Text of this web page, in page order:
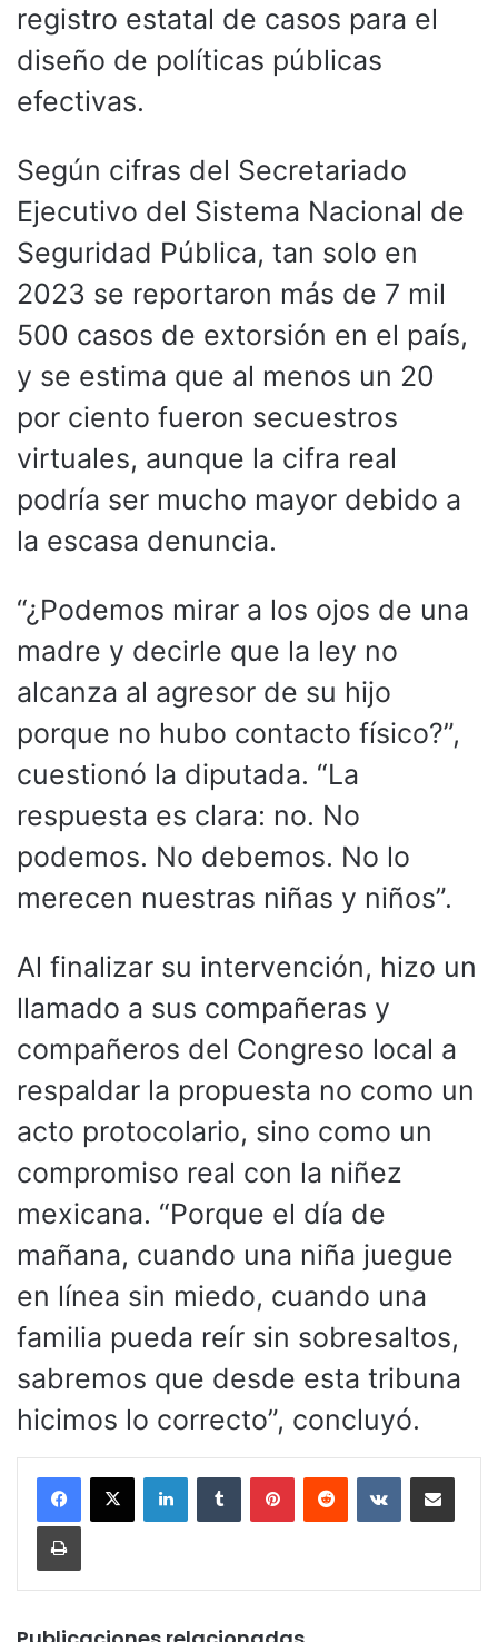
registro estatal de casos para el
diseño de políticas públicas
efectivas.
Según cifras del Secretariado
Ejecutivo del Sistema Nacional de
Seguridad Pública, tan solo en
2023 se reportaron más de 7 mil
500 casos de extorsión en el país,
y se estima que al menos un 20
por ciento fueron secuestros
virtuales, aunque la cifra real
podría ser mucho mayor debido a
la escasa denuncia.
“¿Podemos mirar a los ojos de una
madre y decirle que la ley no
alcanza al agresor de su hijo
porque no hubo contacto físico?”,
cuestionó la diputada. “La
respuesta es clara: no. No
podemos. No debemos. No lo
merecen nuestras niñas y niños”.
Al finalizar su intervención, hizo un
llamado a sus compañeras y
compañeros del Congreso local a
respaldar la propuesta no como un
acto protocolario, sino como un
compromiso real con la niñez
mexicana. “Porque el día de
mañana, cuando una niña juegue
en línea sin miedo, cuando una
familia pueda reír sin sobresaltos,
sabremos que desde esta tribuna
hicimos lo correcto”, concluyó.
LinkedInTumblr PinterestReddit VKontakteCompartir por
Imprimir